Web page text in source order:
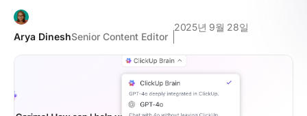
Arya DineshSenior Content Editor
2025년 9월 28일